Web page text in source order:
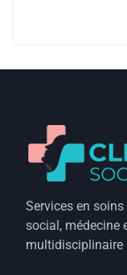
Services en
social, médecine
multidisciplinaire